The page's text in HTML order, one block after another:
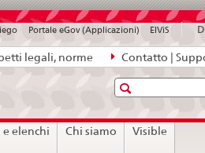
legali, norme Contatto |
Portale eGov (Applicazioni) ElViS
Ricerca
e elenchi Chi siamo Visible